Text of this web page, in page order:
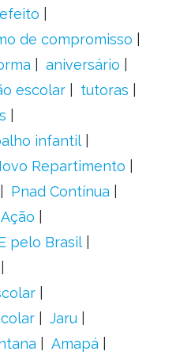
de compromisso
aniversário
escolar
tutoras
infantil
Repartimento
Pnad Contínua
pelo Brasil
Jaru
Amapá